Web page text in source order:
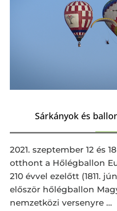
Sárkányok és
2021. szeptember 12 és
otthont a Hőlégballon
210 évvel ezelőtt (1811.
először hőlégballon
nemzetközi versenyre …